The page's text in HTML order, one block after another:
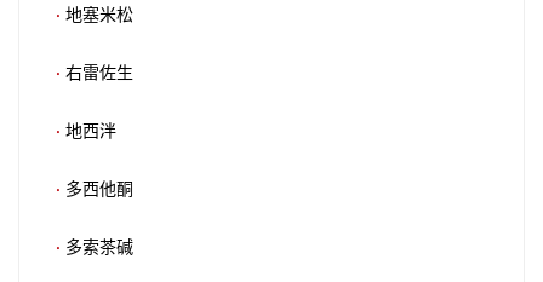
· 地塞米松
· 右雷佐生
· 地西泮
· 多西他酮
· 多索茶碱